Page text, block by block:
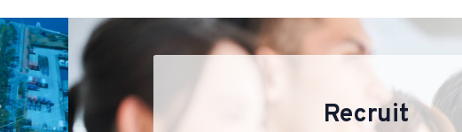
Recruit